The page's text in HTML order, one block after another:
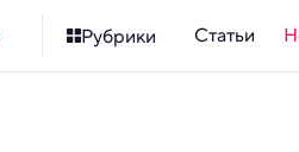
Рубрики Статьи